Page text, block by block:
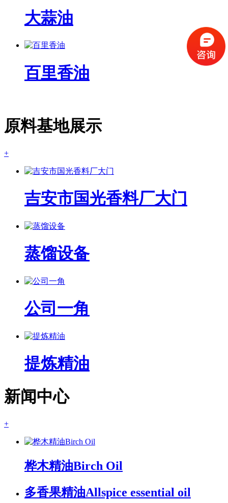
大蒜油
百里香油
原料基地展示
+
吉安市国光香料厂大门
蒸馏设备
公司一角
提炼精油
新闻中心
+
桦木精油Birch Oil
多香果精油Allspice essential oil